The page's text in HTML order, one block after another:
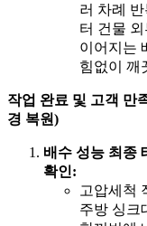
러 차례
터 건물
이어지는
힘없이 깨
작업 완료 및 고객 만
경 복원)
배수 성능 최종
확인:
고압세척
주방 싱크